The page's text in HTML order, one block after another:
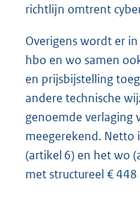
richtlĳn omtrent
Overigens wordt er
hbo en wo samen
en prijsbijstelling
andere technische
genoemde verlaging
meegerekend. Netto
(artikel 6) en het wo
met structureel €